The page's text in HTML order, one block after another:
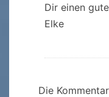
Dir einen
Elke
Die